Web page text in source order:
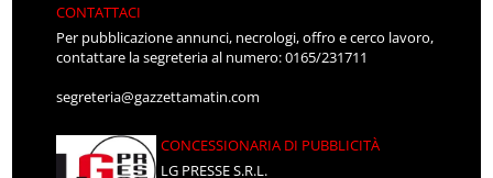
CONTATTACI
Per pubblicazione annunci, necrologi, offro e cerco lavoro,
contattare la segreteria al numero: 0165/231711
segreteria@gazzettamatin.com
CONCESSIONARIA DI PUBBLICITÀ
LG PRESSE S.R.L.